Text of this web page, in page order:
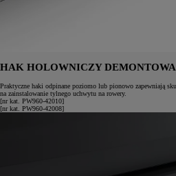
HAK HOLOWNICZY
Praktyczne haki odpinane poziomo lub pionowo zapewniają
na zainstalowanie tylnego uchwytu na rowery.
[nr kat. PW960-42010]
[nr kat. PW960-42008]